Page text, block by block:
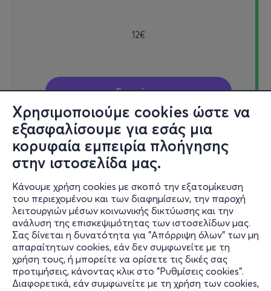
Χρησιμοποιούμε cookies ώστε να
εξασφαλίσουμε για εσάς μια
κορυφαία εμπειρία πλοήγησης
στην ιστοσελίδα μας.
Κάνουμε χρήση cookies με σκοπό την εξατομίκευση
του περιεχομένου και των διαφημίσεων, την παροχή
λειτουργιών μέσων κοινωνικής δικτύωσης και την
ανάλυση της επισκεψιμότητας των ιστοσελίδων μας.
Σας δίνεται η δυνατότητα για "Απόρριψη όλων" των μη
απαραίτητων cookies, εάν δεν συμφωνείτε με τη
χρήση τους, ή μπορείτε να ορίσετε τις δικές σας
προτιμήσεις, κάνοντας κλικ στο "Ρυθμίσεις cookies".
Διαφορετικά, εάν συμφωνείτε με τη χρήση των cookies,
12€
Εισιτήρια
Δευ, 7/9
19:30
Ο Μάγος του Οζ - Περιοδεία
Νικηφόρου Φωκά και Κύπρου
Θέατρο Ανατολικής Τάφρου - Χανιά